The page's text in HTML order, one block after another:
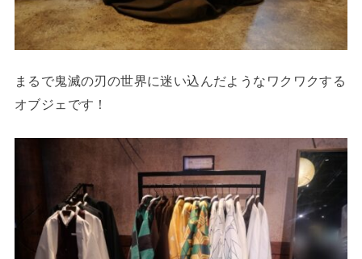
まるで鬼滅の刃の世界に迷い込んだようなワクワクする
オブジェです！